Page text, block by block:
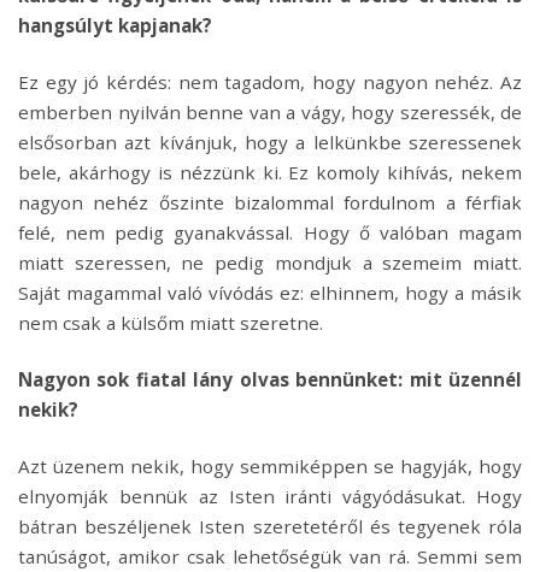
hangsúlyt kapjanak?
Ez egy jó kérdés: nem tagadom, hogy nagyon nehéz. Az
emberben nyilván benne van a vágy, hogy szeressék, de
elsősorban azt kívánjuk, hogy a lelkünkbe szeressenek
bele, akárhogy is nézzünk ki. Ez komoly kihívás, nekem
nagyon nehéz őszinte bizalommal fordulnom a férfiak
felé, nem pedig gyanakvással. Hogy ő valóban magam
miatt szeressen, ne pedig mondjuk a szemeim miatt.
Saját magammal való vívódás ez: elhinnem, hogy a másik
nem csak a külsőm miatt szeretne.
Nagyon sok fiatal lány olvas bennünket: mit üzennél
nekik?
Azt üzenem nekik, hogy semmiképpen se hagyják, hogy
elnyomják bennük az Isten iránti vágyódásukat. Hogy
bátran beszéljenek Isten szeretetéről és tegyenek róla
tanúságot, amikor csak lehetőségük van rá. Semmi sem